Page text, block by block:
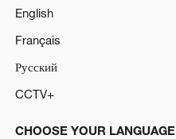
English
Français
Русский
CCTV+
CHOOSE YOUR LANGUAGE